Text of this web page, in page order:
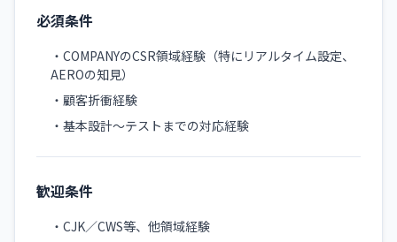
必須条件
・COMPANYのCSR領域経験（特にリアルタイム設定、
AEROの知見）
・顧客折衝経験
・基本設計〜テストまでの対応経験
歓迎条件
・CJK／CWS等、他領域経験